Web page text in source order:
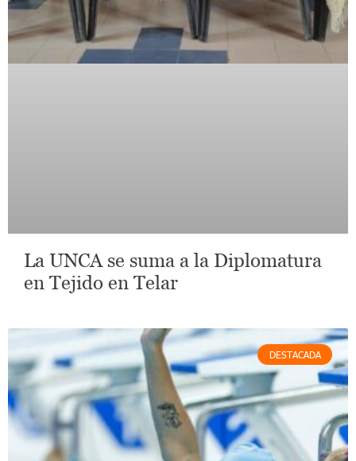
La UNCA se suma a la Diplomatura
en Tejido en Telar
DESTACADA